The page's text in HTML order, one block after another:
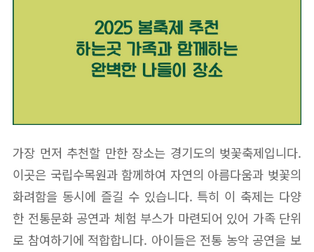
가장 먼저 추천할 만한 장소는 경기도의 벚꽃축제입니다.
이곳은 국립수목원과 함께하여 자연의 아름다움과 벚꽃의
화려함을 동시에 즐길 수 있습니다. 특히 이 축제는 다양
한 전통문화 공연과 체험 부스가 마련되어 있어 가족 단위
로 참여하기에 적합합니다. 아이들은 전통 농악 공연을 보